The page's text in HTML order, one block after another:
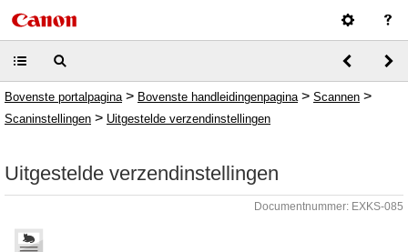
Bovenste portalpagina > Bovenste handleidingenpagina > Scannen >
Scaninstellingen > Uitgestelde verzendinstellingen
Uitgestelde verzendinstellingen
Documentnummer: EXKS-085